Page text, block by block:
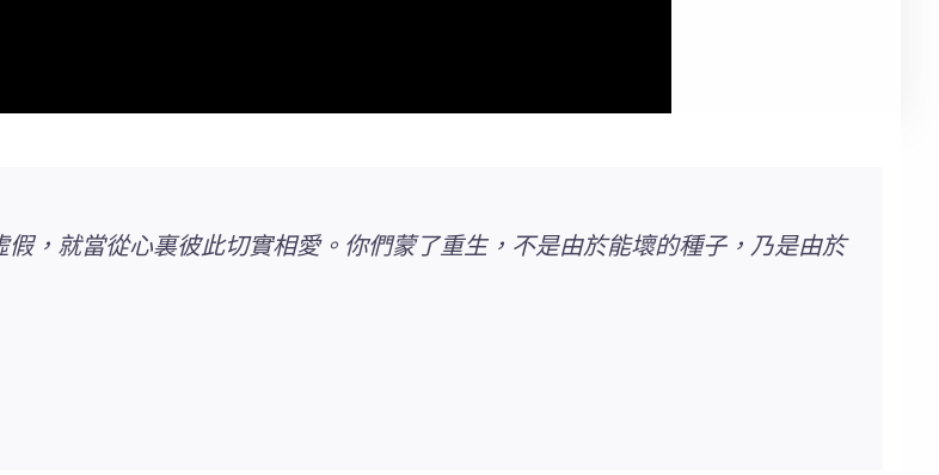
假，就當從心裏彼此切實相愛。你們蒙了重生，不是由於能壞的種子，乃是由於